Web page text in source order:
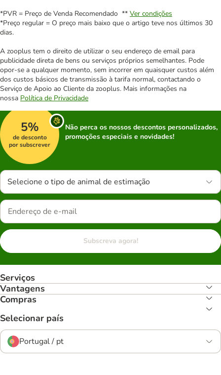
*PVR = Preço de Venda Recomendado ** Ver condições
*Preço regular = O preço mais baixo que o artigo teve nos últimos 30
dias.
A zooplus tem o direito de utilizar o seu endereço de email para
publicidade direta de bens ou serviços próprios semelhantes. Pode
opor-se a qualquer momento, sem incorrer em quaisquer custos além
dos custos básicos de transmissão à tarifa normal, contactando o
Serviço de Apoio ao Cliente da zooplus. Mais informações na
nossa Política de Privacidade
5%
de desconto
por subscrever
Não perca os nossos descontos personalizados,
promoções especiais e novidades!
Selecione o tipo de animal de estimação
Subscreva agora!
Serviços
Vantagens
Compras
Selecionar país
Portugal / pt